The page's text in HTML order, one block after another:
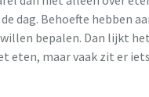
dag. Behoefte hebben
bepalen. Dan lijkt
eten, maar vaak zit er